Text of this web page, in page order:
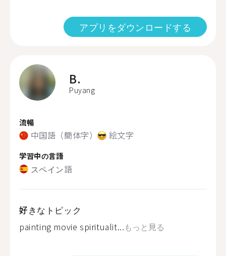
アプリをダウンロードする
B.
Puyang
流暢
中国語（簡体字） 絵文字
学習中の言語
スペイン語
好きなトピック
painting movie spiritualit...もっと見る